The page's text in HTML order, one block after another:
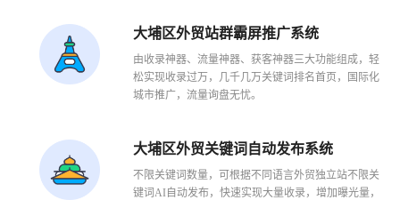
1 2 3
大埔区外贸站群霸屏推广系统
由收录神器、流量神器、获客神器三大功能组成，轻
松实现收录过万，几千几万关键词排名首页，国际化
城市推广，流量询盘无忧。
大埔区外贸关键词自动发布系统
不限关键词数量，可根据不同语言外贸独立站不限关
键词AI自动发布，快速实现大量收录，增加曝光量，